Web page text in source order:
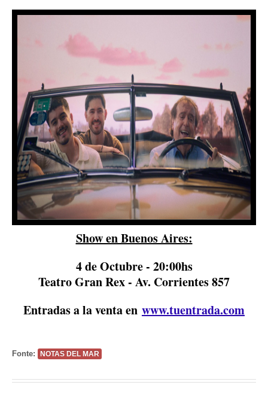
Show en Buenos Aires:
Teatro Gran Rex - Av. Corrientes 857